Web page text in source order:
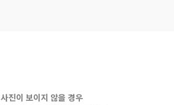
사진이 보이지 않을 경우